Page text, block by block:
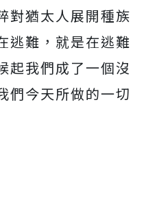
對猶太人展開種族
逃難，就是在逃難
起我們成了一個沒
們今天所做的一切